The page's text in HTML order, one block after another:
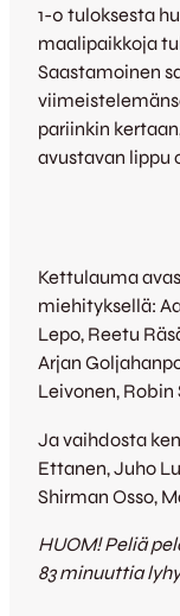
1-0 tuloksesta
maalipaikkoja
Saastamoinen
pariinkin
avustavan lippu
Kettulauma
miehityksellä:
Lepo, Reetu
Arjan
Leivonen,
Ja vaihdosta
Ettanen, Juho
Shirman Osso,
HUOM! Peliä
83 minuuttia